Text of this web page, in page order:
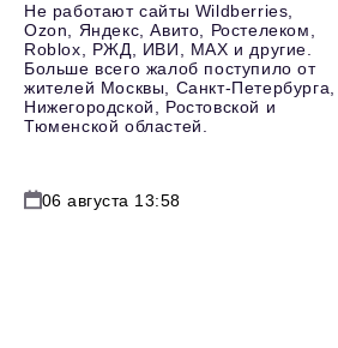
Не работают сайты Wildberries,
Ozon, Яндекс, Авито, Ростелеком,
Roblox, РЖД, ИВИ, MAX и другие.
Больше всего жалоб поступило от
жителей Москвы, Санкт-Петербурга,
Нижегородской, Ростовской и
Тюменской областей.
06 августа 13:58